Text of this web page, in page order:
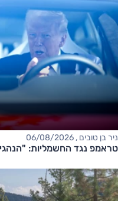
ניר בן טובים , 06/08/2026
טראמפ נגד החשמליות: